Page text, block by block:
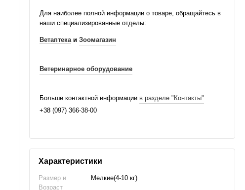
Для наиболее полной информации о товаре, обращайтесь в
наши специализированные отделы:
Ветаптекаи Зоомагазин
Ветеринарное оборудование
Больше контактной информации в разделе "Контакты"
+38 (097) 366-38-00
Характеристики
Размер и
Возраст
Мелкие(4-10 кг)